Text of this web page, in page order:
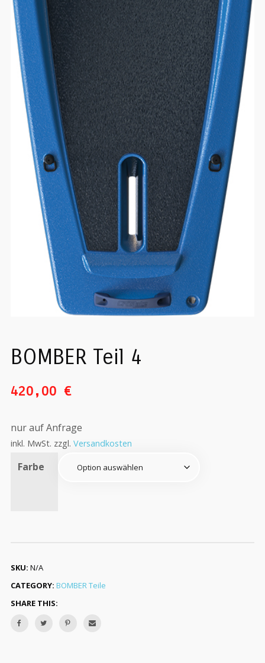
BOMBER Teil 4
420,00 €
nur auf Anfrage
inkl. MwSt. zzgl. Versandkosten
Farbe
SKU: N/A
CATEGORY: BOMBER Teile
SHARE THIS: